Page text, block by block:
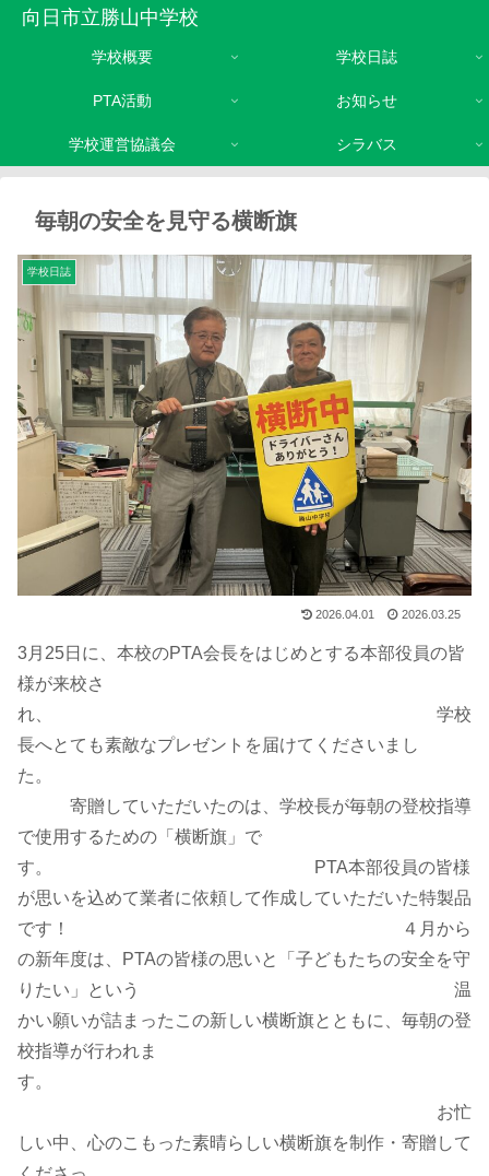
向日市立勝山中学校
学校概要 学校日誌
PTA活動 お知らせ
学校運営協議会 シラバス
毎朝の安全を見守る横断旗
学校日誌
2026.04.01 2026.03.25
3月25日に、本校のPTA会長をはじめとする本部役員の皆
様が来校さ
れ、 学校
長へとても素敵なプレゼントを届けてくださいまし
た。
寄贈していただいたのは、学校長が毎朝の登校指導
で使用するための「横断旗」で
す。 PTA本部役員の皆様
が思いを込めて業者に依頼して作成していただいた特製品
です！ ４月から
の新年度は、PTAの皆様の思いと「子どもたちの安全を守
りたい」という 温
かい願いが詰まったこの新しい横断旗とともに、毎朝の登
校指導が行われま
す。
お忙
しい中、心のこもった素晴らしい横断旗を制作・寄贈して